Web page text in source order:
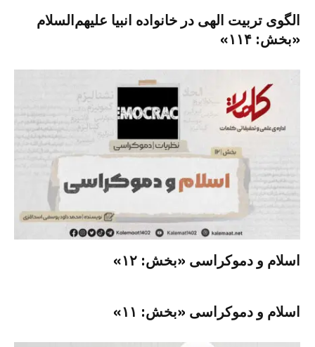
الگوی تربیت الهی در خانواده انبیا‌‌ علیهم‌السلام
«بخش: ۱۱۴»
اسلام و دموکراسی «بخش: ۱۲»
اسلام و دموکراسی «بخش: ۱۱»